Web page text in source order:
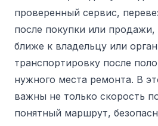
проверенный сервис,
после покупки или продажи,
ближе к владельцу или
транспортировку после
нужного места ремонта. В
важны не только скорость
понятный маршрут,